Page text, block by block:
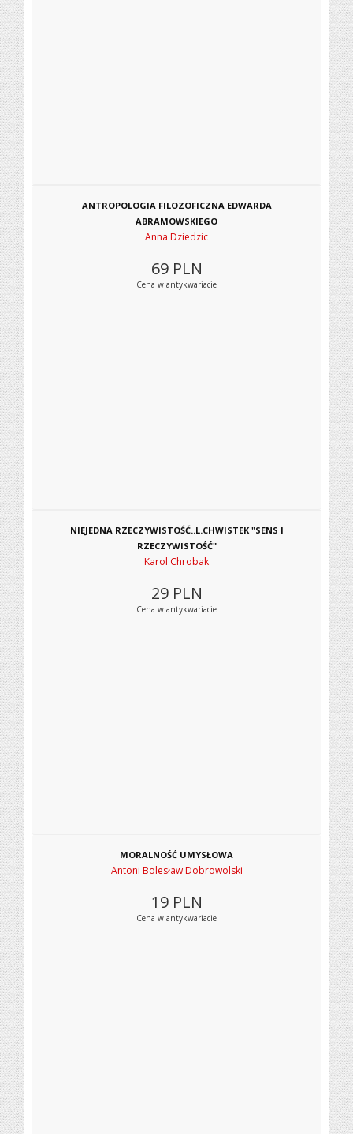
ANTROPOLOGIA FILOZOFICZNA EDWARDA
ABRAMOWSKIEGO
Anna Dziedzic
69 PLN
Cena w antykwariacie
NIEJEDNA RZECZYWISTOŚĆ..L.CHWISTEK "SENS I
RZECZYWISTOŚĆ"
Karol Chrobak
29 PLN
Cena w antykwariacie
MORALNOŚĆ UMYSŁOWA
Antoni Bolesław Dobrowolski
19 PLN
Cena w antykwariacie